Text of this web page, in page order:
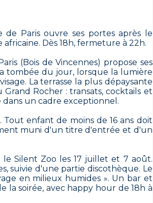
Paris ouvre ses portes après le
Dès 18h, fermeture à 22h.
(Bois de Vincennes) propose ses
tombée du jour, lorsque la lumière
La terrasse la plus dépaysante
Rocher : transats, cocktails et
un cadre exceptionnel.
enfant de moins de 16 ans doit
muni d'un titre d'entrée et d'un
Silent Zoo les 17 juillet et 7 août.
suivie d'une partie discothèque. Le
en milieux humides ». Un bar et
soirée, avec happy hour de 18h à